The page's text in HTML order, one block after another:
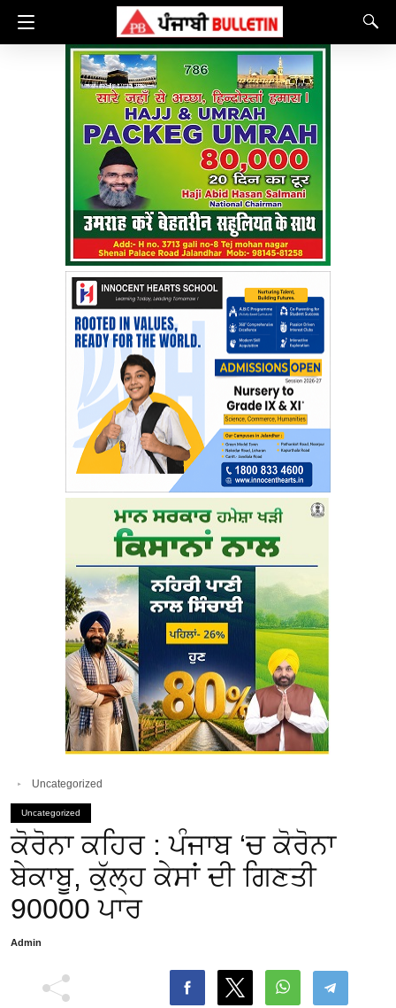
Uncategorized
Uncategorized
ਕੋਰੋਨਾ ਕਹਿਰ : ਪੰਜਾਬ ‘ਚ ਕੋਰੋਨਾ
ਬੇਕਾਬੂ, ਕੁੱਲ੍ਹ ਕੇਸਾਂ ਦੀ ਗਿਣਤੀ
90000 ਪਾਰ
Admin